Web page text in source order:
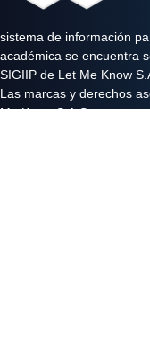
sistema de información
académica se encuentra
SIGIIP de Let Me Know
Las marcas y derechos
Me Know S.A.S y se